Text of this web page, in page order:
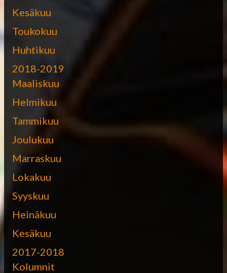
Kesäkuu
Toukokuu
Huhtikuu
2018-2019
Maaliskuu
Helmikuu
Tammikuu
Joulukuu
Marraskuu
Lokakuu
Syyskuu
Heinäkuu
Kesäkuu
2017-2018
Kolumnit